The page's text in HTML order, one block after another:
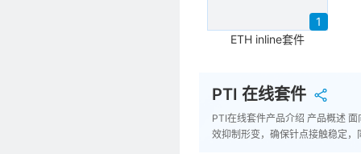
ETH inline套件
1
PTI 在线套件
PTI在线套件产品介绍 产品概述
效抑制形变，确保针点接触稳定